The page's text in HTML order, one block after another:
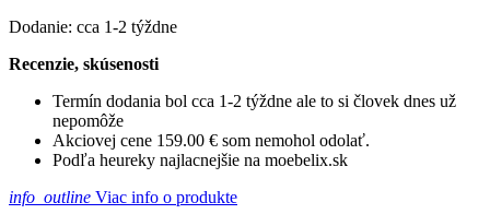
Dodanie: cca 1-2 týždne
Recenzie, skúsenosti
Termín dodania bol cca 1-2 týždne ale to si človek dnes už
nepomôže
Akciovej cene 159.00 € som nemohol odolať.
Podľa heureky najlacnejšie na moebelix.sk
info_outline Viac info o produkte